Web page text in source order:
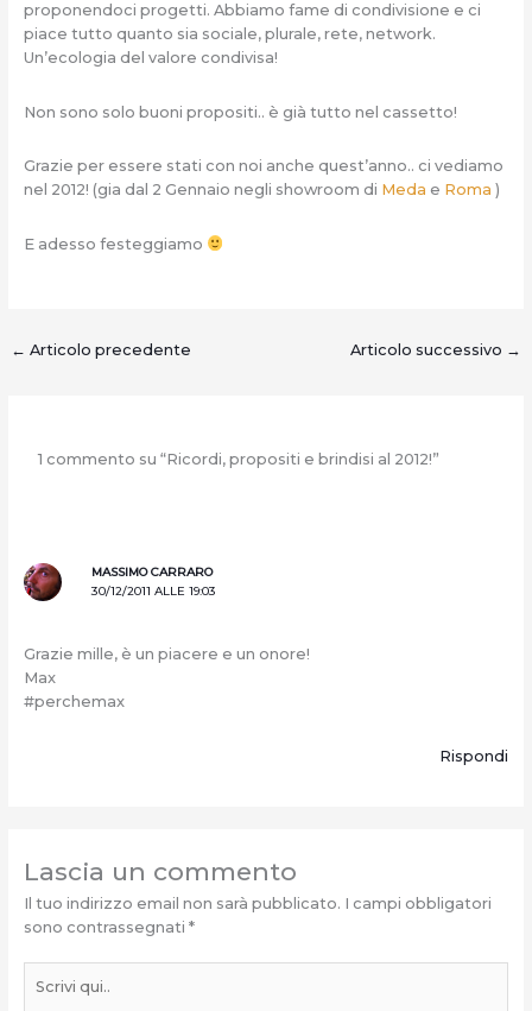
proponendoci progetti. Abbiamo fame di condivisione e ci
piace tutto quanto sia sociale, plurale, rete, network.
Un’ecologia del valore condivisa!
Non sono solo buoni propositi.. è già tutto nel cassetto!
Grazie per essere stati con noi anche quest’anno.. ci vediamo
nel 2012! (gia dal 2 Gennaio negli showroom di Meda e Roma )
E adesso festeggiamo
← Articolo precedente Articolo successivo →
1 commento su “Ricordi, propositi e brindisi al 2012!”
MASSIMO CARRARO
30/12/2011 ALLE 19:03
Grazie mille, è un piacere e un onore!
Max
#perchemax
Rispondi
Lascia un commento
Il tuo indirizzo email non sarà pubblicato. I campi obbligatori
sono contrassegnati *
qui..